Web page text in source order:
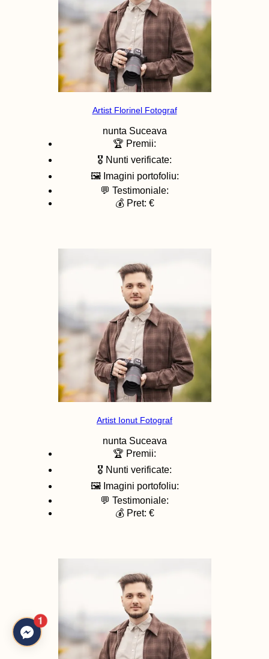
Artist Florinel Fotograf
nunta Suceava
🏆 Premii:
🎖️ Nunti verificate:
🖼️ Imagini portofoliu:
💬 Testimoniale:
💰 Pret: €
Artist Ionut Fotograf
nunta Suceava
🏆 Premii:
🎖️ Nunti verificate:
🖼️ Imagini portofoliu:
💬 Testimoniale:
💰 Pret: €